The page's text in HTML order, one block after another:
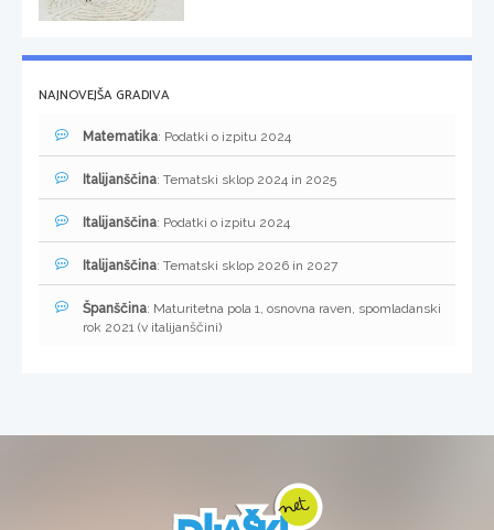
NAJNOVEJŠA GRADIVA
Matematika: Podatki o izpitu 2024
Italijanščina: Tematski sklop 2024 in 2025
Italijanščina: Podatki o izpitu 2024
Italijanščina: Tematski sklop 2026 in 2027
Španščina: Maturitetna pola 1, osnovna raven, spomladanski
rok 2021 (v italijanščini)